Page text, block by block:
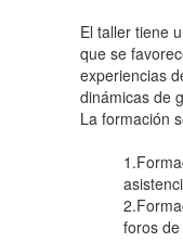
El taller tiene
que se
experiencias
dinámicas de
La formación
foros